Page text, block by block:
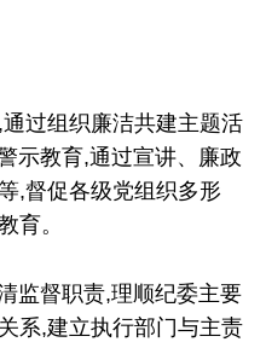
过组织廉洁共建主题活
示教育,通过宣讲、廉政
,督促各级党组织多形
育。
监督职责,理顺纪委主要
系,建立执行部门与主责